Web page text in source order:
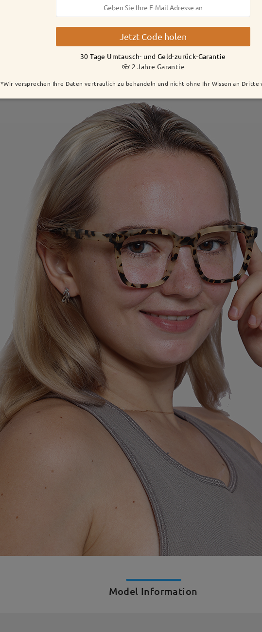
Model Information
Jetzt Code holen
30 Tage Umtausch- und Geld-zurück-Garantie
👓 2 Jahre Garantie
*Wir versprechen Ihre Daten vertraulich zu behandeln und nicht ohne Ihr Wissen an Dritte